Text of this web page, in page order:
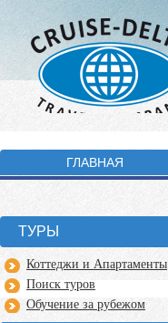
ГЛАВНАЯ
ТУРЫ
Коттеджи и Апартаменты
Поиск туров
Обучение за рубежом